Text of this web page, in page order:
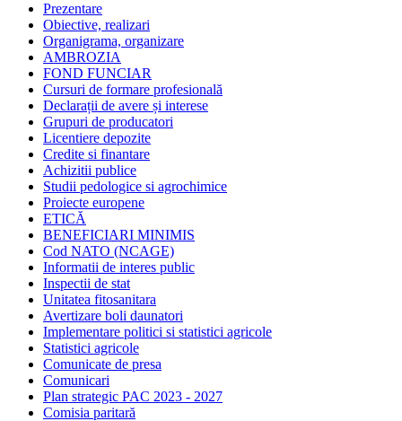
Prezentare
Obiective, realizari
Organigrama, organizare
AMBROZIA
FOND FUNCIAR
Cursuri de formare profesională
Declarații de avere și interese
Grupuri de producatori
Licentiere depozite
Credite si finantare
Achizitii publice
Studii pedologice si agrochimice
Proiecte europene
ETICĂ
BENEFICIARI MINIMIS
Cod NATO (NCAGE)
Informatii de interes public
Inspectii de stat
Unitatea fitosanitara
Avertizare boli daunatori
Implementare politici si statistici agricole
Statistici agricole
Comunicate de presa
Comunicari
Plan strategic PAC 2023 - 2027
Comisia paritară